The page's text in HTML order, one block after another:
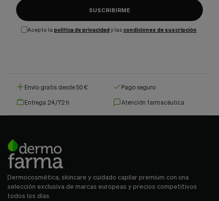
SUSCRIBIRME
Acepto la política de privacidady las condiciones de suscripción
Envío gratis desde 50 € Pago seguro
Entrega 24/72 h Atención farmacéutica
Dermocosmética, skincare y cuidado capilar premium con una
selección exclusiva de marcas europeas y precios competitivos
todos los días.